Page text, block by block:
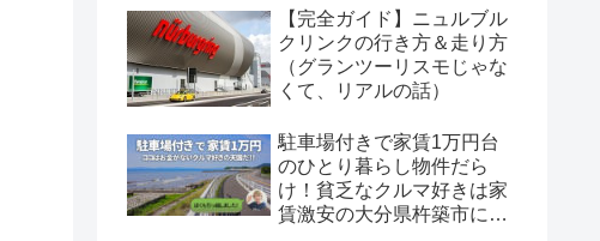
【完全ガイド】ニュルブル
クリンクの行き方＆走り方
（グランツーリスモじゃな
くて、リアルの話）
駐車場付きで家賃1万円台
のひとり暮らし物件だら
け！貧乏なクルマ好きは家
賃激安の大分県杵築市に引